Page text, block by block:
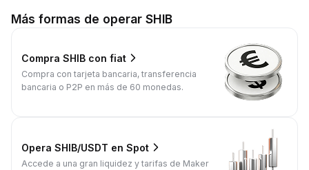
Más formas de operar SHIB
Compra SHIB con fiat
Compra con tarjeta bancaria, transferencia
bancaria o P2P en más de 60 monedas.
Opera SHIB/USDT en Spot
Accede a una gran liquidez y tarifas de Maker